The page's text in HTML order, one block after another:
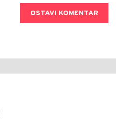
OSTAVI KOMENTAR